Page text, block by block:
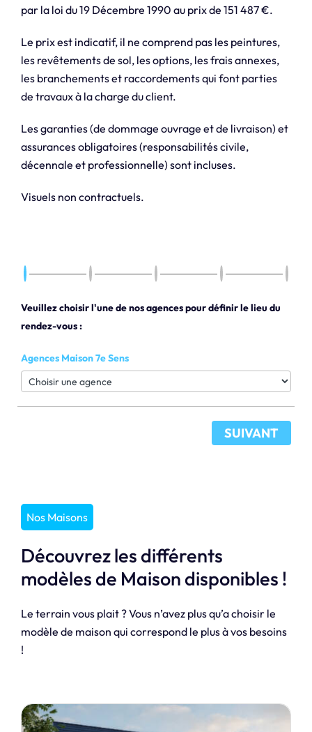
par la loi du 19 Décembre 1990 au prix de 151 487 €.
Le prix est indicatif, il ne comprend pas les peintures,
les revêtements de sol, les options, les frais annexes,
les branchements et raccordements qui font parties
de travaux à la charge du client.
Les garanties (de dommage ouvrage et de livraison) et
assurances obligatoires (responsabilités civile,
décennale et professionnelle) sont incluses.
Visuels non contractuels.
Veuillez choisir l'une de nos agences pour définir le lieu du
rendez-vous :
Agences Maison 7e Sens
SUIVANT
Nos Maisons
Découvrez les différents
modèles de Maison disponibles !
Le terrain vous plait ? Vous n’avez plus qu’a choisir le
modèle de maison qui correspond le plus à vos besoins
!